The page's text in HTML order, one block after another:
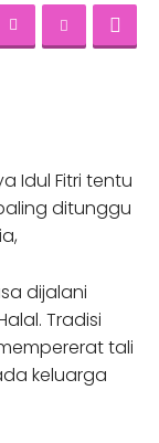
Idul Fitri tentu
ditunggu
dijalani
Tradisi
tali
keluarga